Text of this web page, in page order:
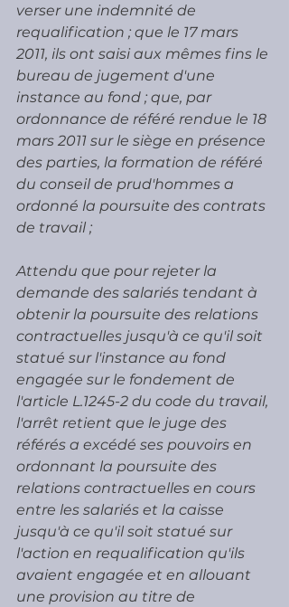
verser une indemnité de
requalification ; que le 17 mars
2011, ils ont saisi aux mêmes fins le
bureau de jugement d'une
instance au fond ; que, par
ordonnance de référé rendue le 18
mars 2011 sur le siège en présence
des parties, la formation de référé
du conseil de prud'hommes a
ordonné la poursuite des contrats
de travail ;
Attendu que pour rejeter la
demande des salariés tendant à
obtenir la poursuite des relations
contractuelles jusqu'à ce qu'il soit
statué sur l'instance au fond
engagée sur le fondement de
l'article L.1245-2 du code du travail,
l'arrêt retient que le juge des
référés a excédé ses pouvoirs en
ordonnant la poursuite des
relations contractuelles en cours
entre les salariés et la caisse
jusqu'à ce qu'il soit statué sur
l'action en requalification qu'ils
avaient engagée et en allouant
une provision au titre de